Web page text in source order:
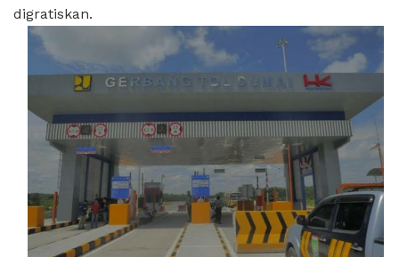
digratiskan.